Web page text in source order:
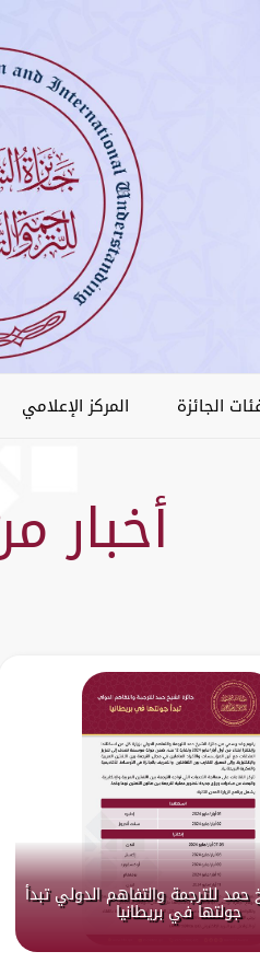
الجائزة المركز الإعلامي
أخبار
حمد للترجمة والتفاهم الدولي تبدأ
جولتها في بريطانيا